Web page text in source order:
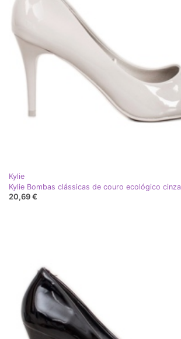
Kylie
Kylie Bombas clássicas de couro ecológico cinza
20,69 €